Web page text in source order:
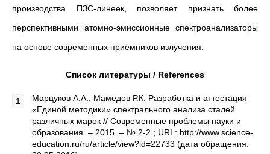
производства ПЗС-линеек, позволяет признать более
перспективными атомно-эмиссионные спектроанализаторы
на основе современных приёмников излучения.
Список литературы / References
Марцуков А.А., Мамедов Р.К. Разработка и аттестация
«Единой методики» спектрального анализа сталей
различных марок // Современные проблемы науки и
образования. – 2015. – № 2-2.; URL: http://www.science-
education.ru/ru/article/view?id=22733 (дата обращения: